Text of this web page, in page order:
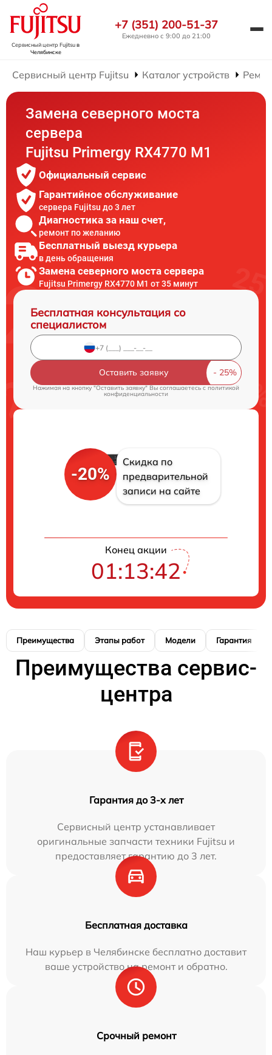
Сервисный центр Fujitsuв
Челябинске
+7 (351) 200-51-37
Ежедневно с 9:00 до 21:00
Сервисный центр Fujitsu Каталог устройств
Замена северного моста
сервера
Fujitsu Primergy RX4770 M1
Официальный сервис
Гарантийное обслуживание
сервера Fujitsu до 3 лет
Диагностика за наш счет,
ремонт по желанию
Бесплатный выезд курьера
в день обращения
Замена северного моста сервера
Fujitsu Primergy RX4770 M1 от 35 минут
Бесплатная консультация со
специалистом
Оставить заявку
Нажимая на кнопку "Оставить заявку" Вы соглашаетесь cполитикой
конфиденциальности
-20%
Скидка по
предварительной
записи на сайте
Конец акции
01:13:41
Преимущества Этапы работ Модели Гарантия
Преимущества сервис-
центра
Гарантия до 3-х лет
Сервисный центр устанавливает
оригинальные запчасти техники Fujitsu и
предоставляет гарантию до 3 лет.
Бесплатная доставка
Наш курьер в Челябинске бесплатно доставит
ваше устройство на ремонт и обратно.
Срочный ремонт